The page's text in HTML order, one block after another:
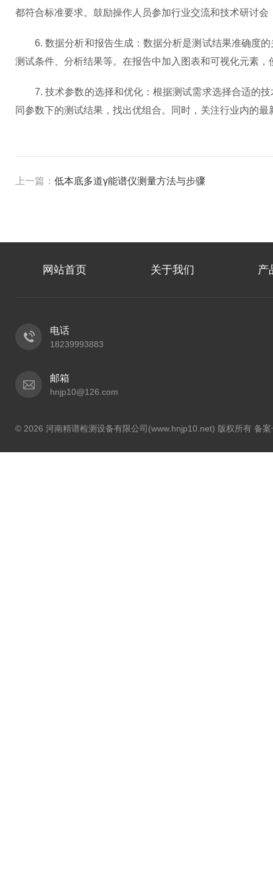
都符合标准要求。鼓励操作人员参加行业交流和技术研讨
6. 数据分析和报告生成：数据分析是测试结果准确度的
测试条件、分析结果等。在报告中加入图表和可视化元素
7. 技术参数的选择和优化：根据测试需求选择合适的技
同参数下的测试结果，找出优组合。同时，关注行业内的
上一篇： 低本底多道γ能谱仪测量方法与步骤
网站首页 关于我们 产
电话
18239993883
邮箱
hnjp10@126.com
© 2026 河南精谱检测设备有限公司(www.hnjp10.net) 版权所有 备案